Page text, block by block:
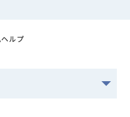
ルプ